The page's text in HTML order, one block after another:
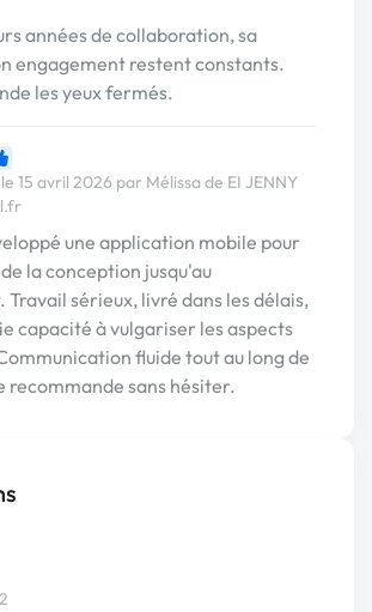
années de collaboration, sa
engagement restent constants.
les yeux fermés.
15 avril 2026 par Mélissa de EI JENNY
une application mobile pour
la conception jusqu'au
sérieux, livré dans les délais,
capacité à vulgariser les aspects
fluide tout au long de
recommande sans hésiter.